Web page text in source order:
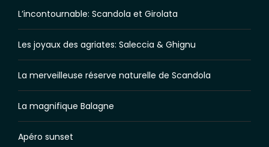
L’incontournable: Scandola et Girolata
Les joyaux des agriates: Saleccia & Ghignu
La merveilleuse réserve naturelle de Scandola
La magnifique Balagne
Apéro sunset